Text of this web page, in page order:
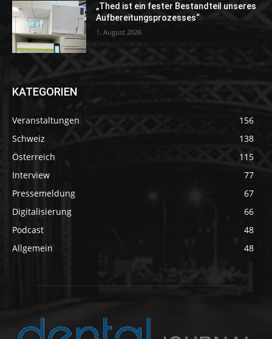
„Thed ist ein fester Bestandteil unseres
Aufbereitungsprozesses“
1. August 2026
KATEGORIEN
Veranstaltungen
156
Schweiz
138
Österreich
115
Interview
77
Pressemeldung
67
Digitalisierung
66
Podcast
48
Allgemein
48